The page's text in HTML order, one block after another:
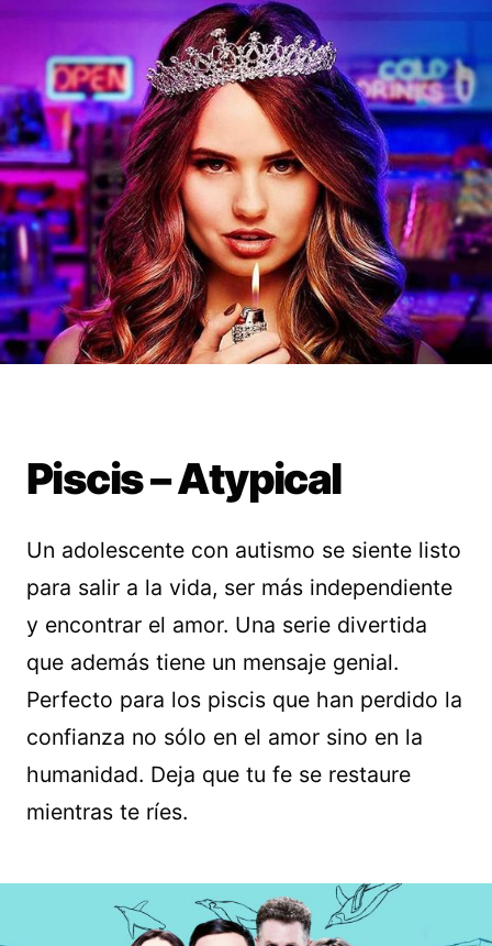
Piscis – Atypical
Un adolescente con autismo se siente listo
para salir a la vida, ser más independiente
y encontrar el amor. Una serie divertida
que además tiene un mensaje genial.
Perfecto para los piscis que han perdido la
confianza no sólo en el amor sino en la
humanidad. Deja que tu fe se restaure
mientras te ríes.